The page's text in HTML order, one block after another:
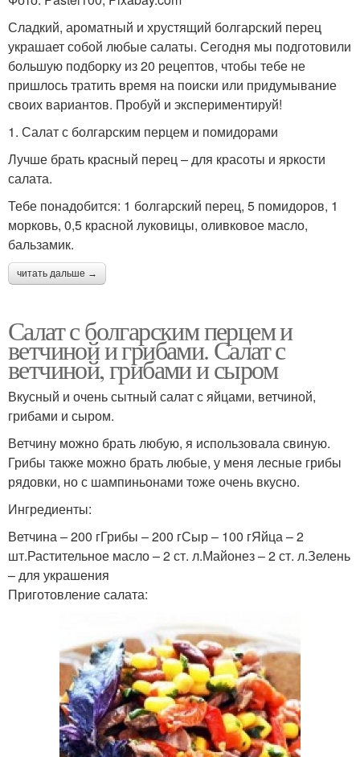
Сладкий, ароматный и хрустящий болгарский перец
украшает собой любые салаты. Сегодня мы подготовили
большую подборку из 20 рецептов, чтобы тебе не
пришлось тратить время на поиски или придумывание
своих вариантов. Пробуй и экспериментируй!
1. Салат с болгарским перцем и помидорами
Лучше брать красный перец – для красоты и яркости
салата.
Тебе понадобится: 1 болгарский перец, 5 помидоров, 1
морковь, 0,5 красной луковицы, оливковое масло,
бальзамик.
читать дальше →
Салат с болгарским перцем и
ветчиной и грибами. Салат с
ветчиной, грибами и сыром
Вкусный и очень сытный салат с яйцами, ветчиной,
грибами и сыром.
Ветчину можно брать любую, я использовала свиную.
Грибы также можно брать любые, у меня лесные грибы
рядовки, но с шампиньонами тоже очень вкусно.
Ингредиенты:
Ветчина – 200 гГрибы – 200 гСыр – 100 гЯйца – 2
шт.Растительное масло – 2 ст. л.Майонез – 2 ст. л.Зелень
– для украшения
Приготовление салата: